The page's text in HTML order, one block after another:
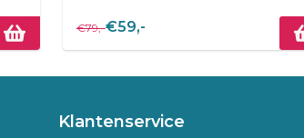
€79,-€59,-
Klantenservice